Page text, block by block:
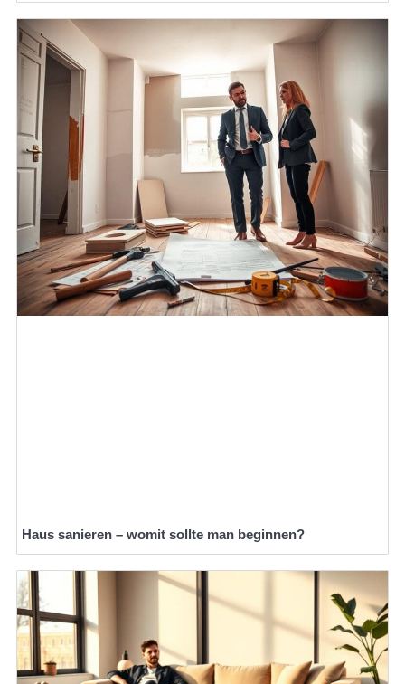
Haus sanieren – womit sollte man beginnen?